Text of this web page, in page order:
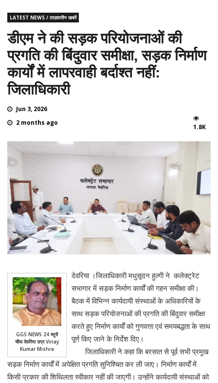
LATEST NEWS / ताज़ातरीन खबरें
डीएम ने की सड़क परियोजनाओं की
प्रगति की बिंदुवार समीक्षा, सड़क निर्माण
कार्यों में लापरवाही बर्दाश्त नहीं:
जिलाधिकारी
Jun 3, 2026
2 months ago
1.8K
GGS NEWS 24 ब्यूरो
चीफ देवरिया उप्र Vinay
Kumar Mishra
देवरिया ।जिलाधिकारी मधुसूदन हुल्गी ने कलेक्ट्रेट
सभागार में सड़क निर्माण कार्यों की गहन समीक्षा की।
बैठक में विभिन्न कार्यदायी संस्थाओं के अधिकारियों के
साथ सड़क परियोजनाओं की प्रगति की बिंदुवार समीक्षा
करते हुए निर्माण कार्यों को गुणवत्ता एवं समयबद्धता के साथ
पूर्ण किए जाने के निर्देश दिए।
जिलाधिकारी ने कहा कि बरसात से पूर्व सभी प्रमुख
सड़क निर्माण कार्यों में अपेक्षित प्रगति सुनिश्चित कर ली जाए। निर्माण कार्यों में
किसी प्रकार की शिथिलता स्वीकार नहीं की जाएगी। उन्होंने कार्यदायी संस्थाओं को